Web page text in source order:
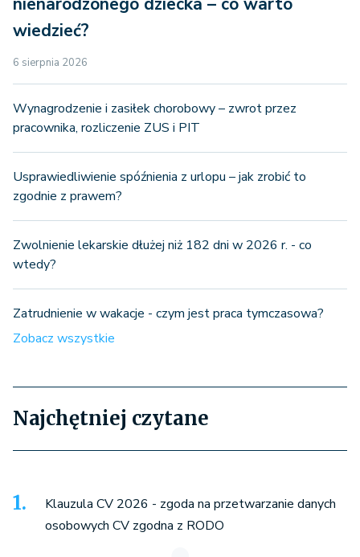
wiedzieć?
6 sierpnia 2026
Wynagrodzenie i zasiłek chorobowy – zwrot przez
pracownika, rozliczenie ZUS i PIT
Usprawiedliwienie spóźnienia z urlopu – jak zrobić to
zgodnie z prawem?
Zwolnienie lekarskie dłużej niż 182 dni w 2026 r. - co
wtedy?
Zatrudnienie w wakacje - czym jest praca tymczasowa?
Zobacz wszystkie
Najchętniej czytane
Klauzula CV 2026 - zgoda na przetwarzanie danych
osobowych CV zgodna z RODO